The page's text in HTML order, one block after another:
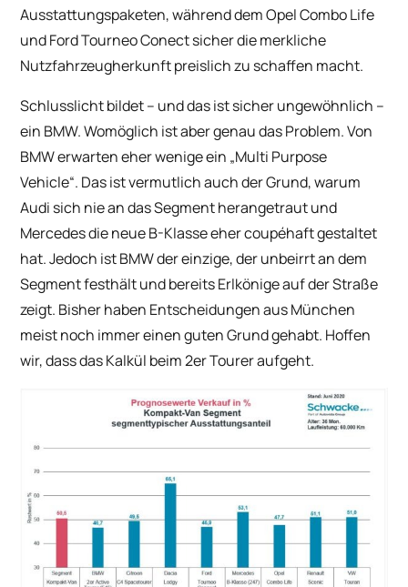
Ausstattungspaketen, während dem Opel Combo Life
und Ford Tourneo Conect sicher die merkliche
Nutzfahrzeugherkunft preislich zu schaffen macht.
Schlusslicht bildet – und das ist sicher ungewöhnlich –
ein BMW. Womöglich ist aber genau das Problem. Von
BMW erwarten eher wenige ein „Multi Purpose
Vehicle“. Das ist vermutlich auch der Grund, warum
Audi sich nie an das Segment herangetraut und
Mercedes die neue B-Klasse eher coupéhaft gestaltet
hat. Jedoch ist BMW der einzige, der unbeirrt an dem
Segment festhält und bereits Erlkönige auf der Straße
zeigt. Bisher haben Entscheidungen aus München
meist noch immer einen guten Grund gehabt. Hoffen
wir, dass das Kalkül beim 2er Tourer aufgeht.